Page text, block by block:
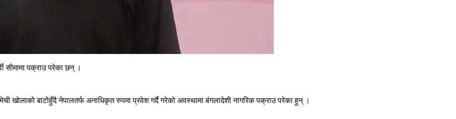
सीमामा पक्राउ परेका छन् ।
खोलाको बाटोहुँदै नेपालतर्फ अनाधिकृत रुपमा प्रवेश गर्दै गरेको अवस्थामा बंगलादेशी नागरिक पक्राउ परेका हुन् ।